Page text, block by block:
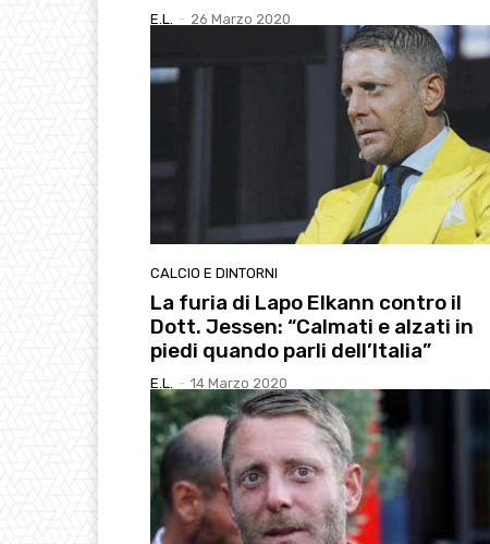
E.l. - 26 Marzo 2020
CALCIO E DINTORNI
La furia di Lapo Elkann contro il
Dott. Jessen: “Calmati e alzati in
piedi quando parli dell’Italia”
E.l. - 14 Marzo 2020